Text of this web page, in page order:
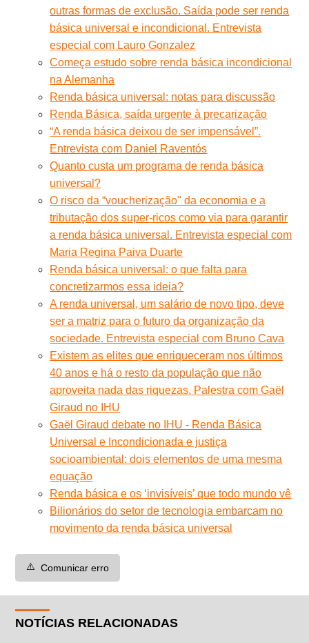
outras formas de exclusão. Saída pode ser renda
básica universal e incondicional. Entrevista
especial com Lauro Gonzalez
Começa estudo sobre renda básica incondicional
na Alemanha
Renda básica universal: notas para discussão
Renda Básica, saída urgente à precarização
“A renda básica deixou de ser impensável”.
Entrevista com Daniel Raventós
Quanto custa um programa de renda básica
universal?
O risco da “voucherização" da economia e a
tributação dos super-ricos como via para garantir
a renda básica universal. Entrevista especial com
Maria Regina Paiva Duarte
Renda básica universal: o que falta para
concretizarmos essa ideia?
A renda universal, um salário de novo tipo, deve
ser a matriz para o futuro da organização da
sociedade. Entrevista especial com Bruno Cava
Existem as elites que enriqueceram nos últimos
40 anos e há o resto da população que não
aproveita nada das riquezas. Palestra com Gaël
Giraud no IHU
Gaël Giraud debate no IHU - Renda Básica
Universal e Incondicionada e justiça
socioambiental: dois elementos de uma mesma
equação
Renda básica e os ‘invisíveis’ que todo mundo vê
Bilionários do setor de tecnologia embarcam no
movimento da renda básica universal
⚠️ Comunicar erro
NOTÍCIAS RELACIONADAS